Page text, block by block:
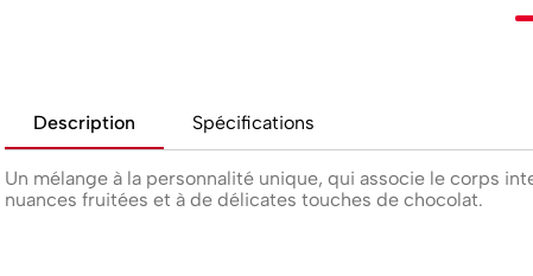
Description Spécifications
Un mélange à la personnalité unique, qui associe le corps
nuances fruitées et à de délicates touches de chocolat.